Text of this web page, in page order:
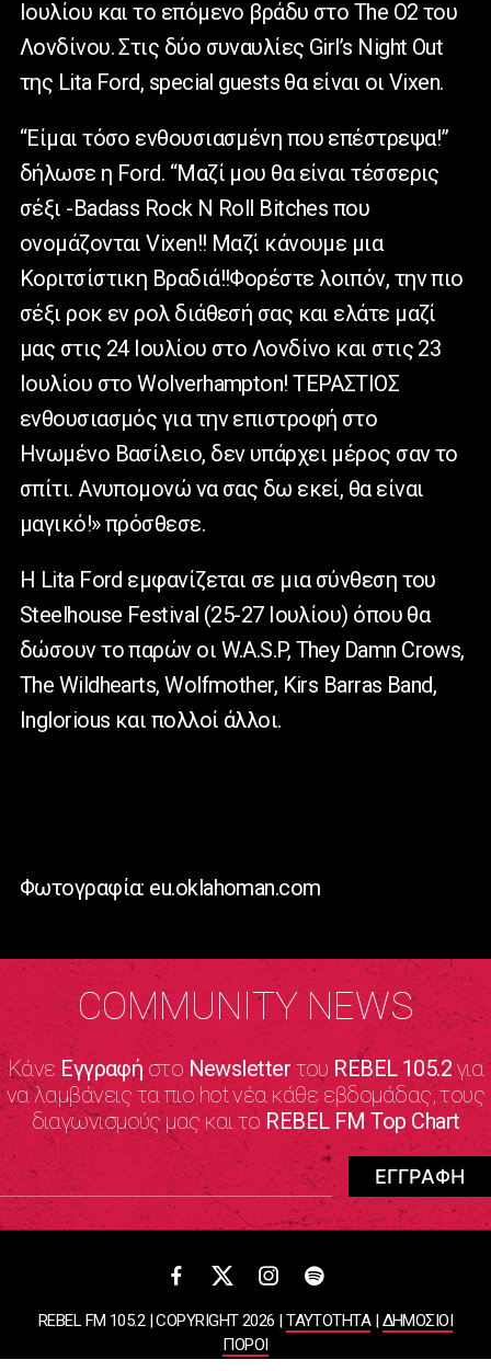
Ιουλίου και το επόμενο βράδυ στο The O2 του
Λονδίνου. Στις δύο συναυλίες Girl’s Night Out
της Lita Ford, special guests θα είναι οι Vixen.
“Είμαι τόσο ενθουσιασμένη που επέστρεψα!”
δήλωσε η Ford. “Μαζί μου θα είναι τέσσερις
σέξι -Badass Rock N Roll Bitches που
ονομάζονται Vixen!! Μαζί κάνουμε μια
Κοριτσίστικη Βραδιά!!Φορέστε λοιπόν, την πιο
σέξι ροκ εν ρολ διάθεσή σας και ελάτε μαζί
μας στις 24 Ιουλίου στο Λονδίνο και στις 23
Ιουλίου στο Wolverhampton! ΤΕΡΑΣΤΙΟΣ
ενθουσιασμός για την επιστροφή στο
Ηνωμένο Βασίλειο, δεν υπάρχει μέρος σαν το
σπίτι. Ανυπομονώ να σας δω εκεί, θα είναι
μαγικό!» πρόσθεσε.
Η Lita Ford εμφανίζεται σε μια σύνθεση του
Steelhouse Festival (25-27 Ιουλίου) όπου θα
δώσουν το παρών οι W.A.S.P, They Damn Crows,
The Wildhearts, Wolfmother, Kirs Barras Band,
Inglorious και πολλοί άλλοι.
Φωτογραφία: eu.oklahoman.com
COMMUNITY NEWS
Κάνε Εγγραφήστο NewsletterτουREBEL 105.2για
να λαμβάνεις τα πιο hot νέα κάθε εβδομάδας, τους
διαγωνισμούς μας και το REBEL FM Top Chart
REBEL FM 105.2 | COPYRIGHT 2026 |ΤΑΥΤΟΤΗΤΑ|ΔΗΜΟΣΙΟΙ
ΠΟΡΟΙ